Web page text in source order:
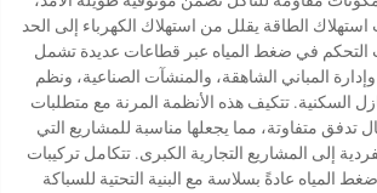
الطاقة يقلل من استهلاك الكهرباء إلى الحد
التحكم في ضغط المياه عبر قطاعات عديدة تشمل
وإدارة المباني الشاهقة، والمنشآت الصناعية، ونظم
السكنية. تتكيف هذه الأنظمة المرنة مع متطلبات
متفاوتة، مما يجعلها مناسبة للمشاريع التي
إلى المشاريع التجارية الكبرى. تتكامل تركيبات
المياه عادةً بسلاسة مع البنية التحتية للسباكة